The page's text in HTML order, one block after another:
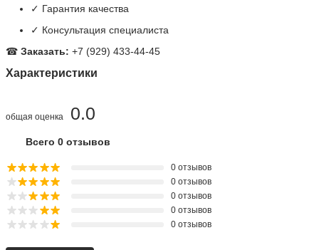
✓ Гарантия качества
✓ Консультация специалиста
☎Заказать: +7 (929) 433-44-45
Характеристики
0.0
общая оценка
Всего 0 отзывов
0 отзывов
0 отзывов
0 отзывов
0 отзывов
0 отзывов